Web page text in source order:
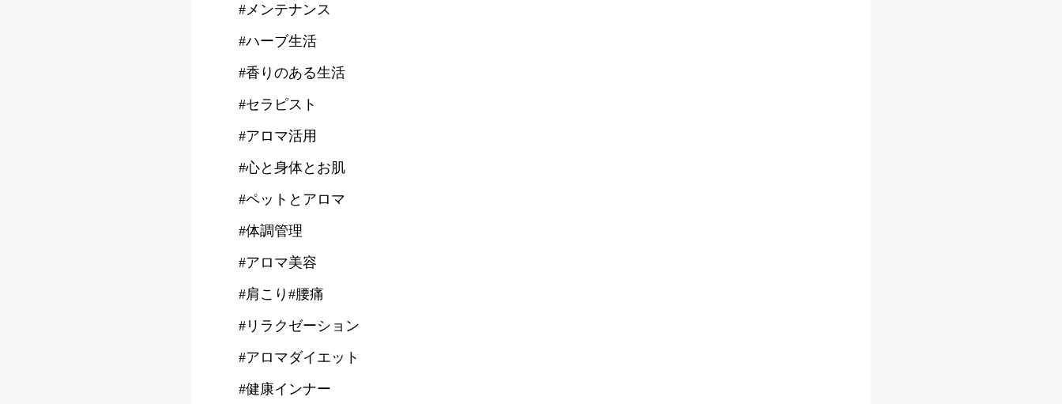
#メンテナンス
#ハーブ生活
#香りのある生活
#セラピスト
#アロマ活用
#心と身体とお肌
#ペットとアロマ
#体調管理
#アロマ美容
#肩こり#腰痛
#リラクゼーション
#アロマダイエット
#健康インナー